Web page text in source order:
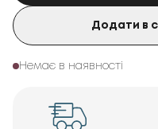
Додати в
Немає в наявності